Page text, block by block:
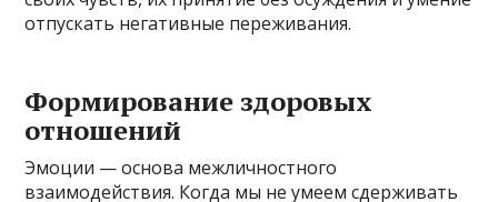
отпускать негативные переживания.
Формирование здоровых
отношений
Эмоции — основа межличностного
взаимодействия. Когда мы не умеем сдерживать